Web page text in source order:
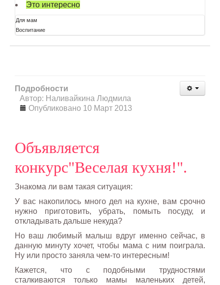
Это интересно
Для мам
Воспитание
Подробности
Автор: Наливайкина Людмила
Опубликовано 10 Март 2013
Объявляется
конкурс"Веселая кухня!".
Знакома ли вам такая ситуация:
У вас накопилось много дел на кухне, вам срочно
нужно приготовить, убрать, помыть посуду, и
откладывать дальше некуда?
Но ваш любимый малыш вдруг именно сейчас, в
данную минуту хочет, чтобы мама с ним поиграла.
Ну или просто заняла чем-то интересным!
Кажется, что с подобными трудностями
сталкиваются только мамы маленьких детей,